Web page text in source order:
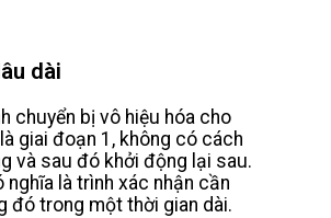
dài
chuyển bị vô hiệu hóa cho
giai đoạn 1, không có cách
và sau đó khởi động lại sau.
nghĩa là trình xác nhận cần
đó trong một thời gian dài.